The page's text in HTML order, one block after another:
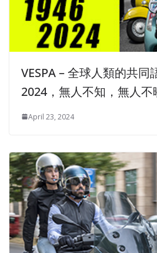
VESPA – 全球人類的共同
2024，無人不知，無人不
April 23, 2024